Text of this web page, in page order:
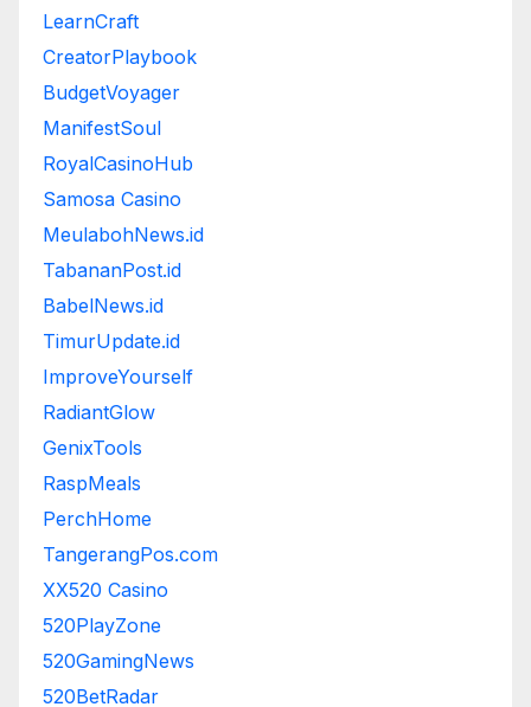
LearnCraft
CreatorPlaybook
BudgetVoyager
ManifestSoul
RoyalCasinoHub
Samosa Casino
MeulabohNews.id
TabananPost.id
BabelNews.id
TimurUpdate.id
ImproveYourself
RadiantGlow
GenixTools
RaspMeals
PerchHome
TangerangPos.com
XX520 Casino
520PlayZone
520GamingNews
520BetRadar